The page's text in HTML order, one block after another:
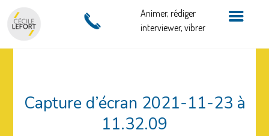
Capture d’écran 2021-11-23 à
11.32.09
Animer, rédiger
interviewer, vibrer